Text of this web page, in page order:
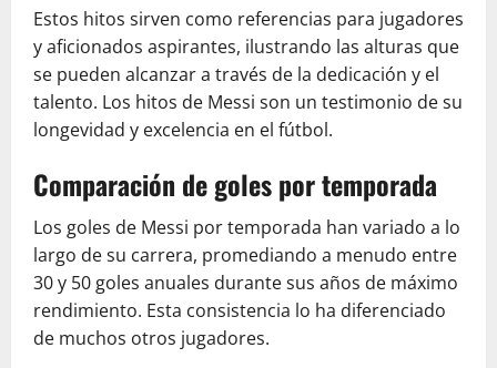
Estos hitos sirven como referencias para jugadores
y aficionados aspirantes, ilustrando las alturas que
se pueden alcanzar a través de la dedicación y el
talento. Los hitos de Messi son un testimonio de su
longevidad y excelencia en el fútbol.
Comparación de goles por temporada
Los goles de Messi por temporada han variado a lo
largo de su carrera, promediando a menudo entre
30 y 50 goles anuales durante sus años de máximo
rendimiento. Esta consistencia lo ha diferenciado
de muchos otros jugadores.